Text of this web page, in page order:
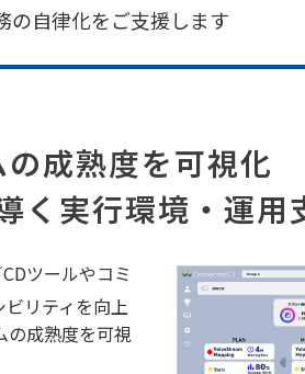
の自律化をご支援します
成熟度を可視化
く 実行環境・運用
ツールやコミ
リティを向上
の成熟度を可視